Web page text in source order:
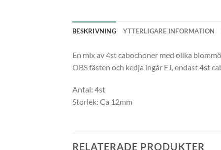
BESKRIVNING YTTERLIGARE INFORMATION
En mix av 4st cabochoner med olika
OBS fästen och kedja ingår EJ, endast 4st
Antal: 4st
Storlek: Ca 12mm
RELATERADE PRODUKTER